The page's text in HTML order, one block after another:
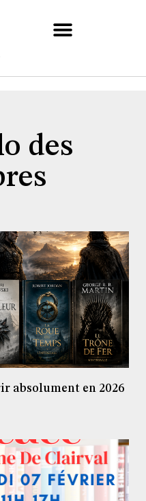
des
absolument en 2026